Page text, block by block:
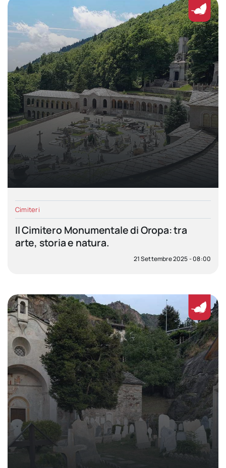
Cimiteri
Il Cimitero Monumentale di Oropa: tra
arte, storia e natura.
21 Settembre 2025 - 08:00